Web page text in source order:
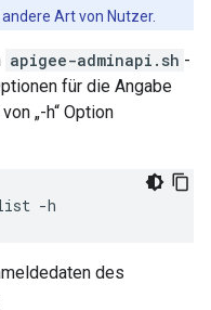
Art von Nutzer.
apigee-adminapi.sh -
für die Angabe
„-h“ Option
list -h
des